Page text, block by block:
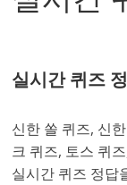
실시간 퀴즈
신한 쏠 퀴즈, 신
크 퀴즈, 토스 퀴
실시간 퀴즈 정답